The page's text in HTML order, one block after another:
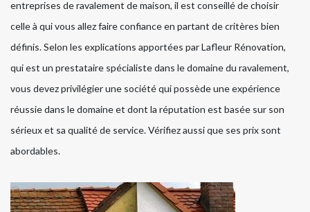
entreprises de ravalement de maison, il est conseillé de choisir
celle à qui vous allez faire confiance en partant de critères bien
définis. Selon les explications apportées par Lafleur Rénovation,
qui est un prestataire spécialiste dans le domaine du ravalement,
vous devez privilégier une société qui possède une expérience
réussie dans le domaine et dont la réputation est basée sur son
sérieux et sa qualité de service. Vérifiez aussi que ses prix sont
abordables.